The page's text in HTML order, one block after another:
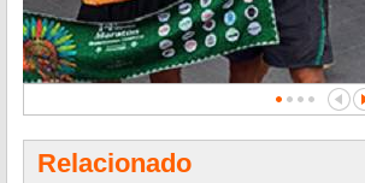
Relacionado